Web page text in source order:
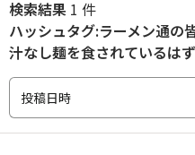
検索結果 1 件
ハッシュタグ:ラーメン通の
汁なし麺を食されているは
投稿日時